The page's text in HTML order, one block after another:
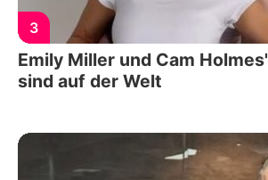
3
Emily Miller und Cam
sind auf der Welt